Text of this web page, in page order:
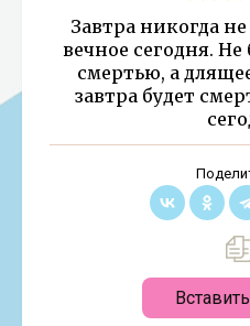
Завтра никогда
вечное сегодня.
смертью, а
завтра будет